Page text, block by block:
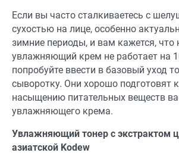
Если вы часто сталкиваетесь с
сухостью на лице, особенно
зимние периоды, и вам кажется, что
увлажняющий крем не работает на
попробуйте ввести в базовый уход
сыворотку. Они хорошо подготовят
насыщению питательных веществ
увлажняющего крема.
Увлажняющий тонер с экстрактом
азиатской Kodew